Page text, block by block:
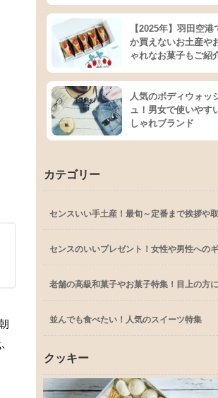
【2025年】羽田空港
か買えないお土産や
ゃれなお菓子もご紹
人気のボディウォッ
ュ！男女で使いやす
しゃれブランド
カテゴリー
センスいい手土産！最旬～定番まで挨拶や取
センスのいいプレゼント！女性や男性へのギ
老舗の高級和菓子やお菓子特集！目上の方
並んでも食べたい！人気のスイーツ特集
クッキー